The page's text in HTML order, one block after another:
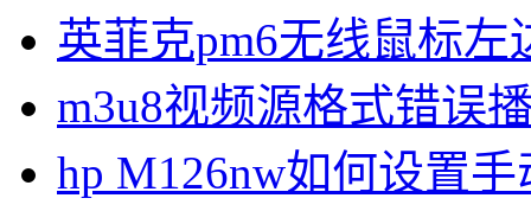
英菲克pm6无线鼠标左
m3u8视频源格式错误
hp M126nw如何设置